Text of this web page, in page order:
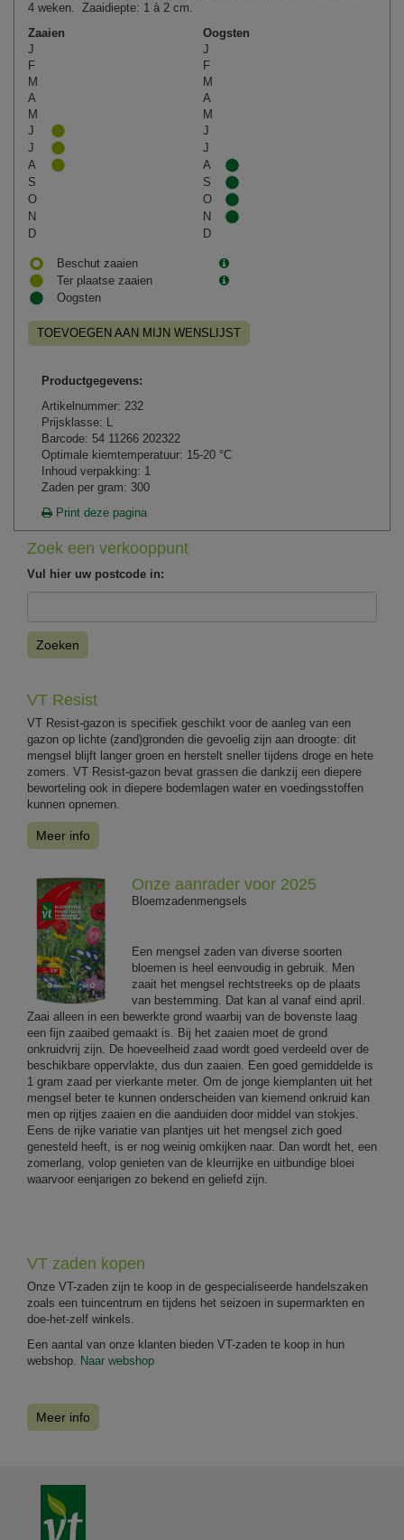
4 weken. Zaaidiepte: 1 à 2 cm.
Zaaien
Oogsten
J
J
F
F
M
M
A
A
M
M
J
J
J
J
A
A
S
S
O
O
N
N
D
D
Beschut zaaien
Ter plaatse zaaien
Oogsten
TOEVOEGEN AAN MIJN WENSLIJST
Productgegevens:
Artikelnummer: 232
Prijsklasse: L
Barcode: 54 11266 202322
Optimale kiemtemperatuur: 15-20 °C
Inhoud verpakking: 1
Zaden per gram: 300
Print deze pagina
Zoek een verkooppunt
Vul hier uw postcode in:
Zoeken
VT Resist
VT Resist-gazon is specifiek geschikt voor de aanleg van een
gazon op lichte (zand)gronden die gevoelig zijn aan droogte: dit
mengsel blijft langer groen en herstelt sneller tijdens droge en hete
zomers. VT Resist-gazon bevat grassen die dankzij een diepere
beworteling ook in diepere bodemlagen water en voedingsstoffen
kunnen opnemen.
Meer info
Onze aanrader voor 2025
Bloemzadenmengsels
Een mengsel zaden van diverse soorten
bloemen is heel eenvoudig in gebruik. Men
zaait het mengsel rechtstreeks op de plaats
van bestemming. Dat kan al vanaf eind april.
Zaai alleen in een bewerkte grond waarbij van de bovenste laag
een fijn zaaibed gemaakt is. Bij het zaaien moet de grond
onkruidvrij zijn. De hoeveelheid zaad wordt goed verdeeld over de
beschikbare oppervlakte, dus dun zaaien. Een goed gemiddelde is
1 gram zaad per vierkante meter. Om de jonge kiemplanten uit het
mengsel beter te kunnen onderscheiden van kiemend onkruid kan
men op rijtjes zaaien en die aanduiden door middel van stokjes.
Eens de rijke variatie van plantjes uit het mengsel zich goed
genesteld heeft, is er nog weinig omkijken naar. Dan wordt het, een
zomerlang, volop genieten van de kleurrijke en uitbundige bloei
waarvoor eenjarigen zo bekend en geliefd zijn.
VT zaden kopen
Onze VT-zaden zijn te koop in de gespecialiseerde handelszaken
zoals een tuincentrum en tijdens het seizoen in supermarkten en
doe-het-zelf winkels.
Een aantal van onze klanten bieden VT-zaden te koop in hun
webshop.
Naar webshop
Meer info